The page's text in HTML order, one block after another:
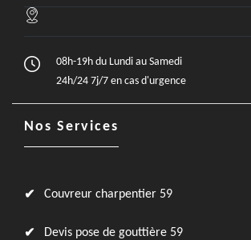
08h-19h du Lundi au Samedi
24h/24 7j/7 en cas d'urgence
Nos Services
Couvreur charpentier 59
Devis pose de gouttière 59